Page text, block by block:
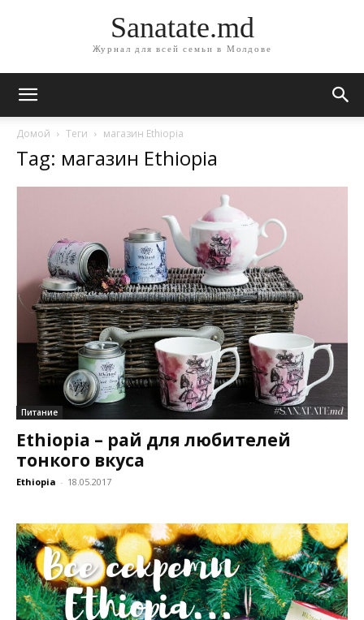
Sanatate.md
Журнал для всей семьи в Молдове
Домой Теги магазин Ethiopia
Tag: магазин Ethiopia
Питание
Ethiopia – рай для любителей
тонкого вкуса
Ethiopia - 18.05.2017